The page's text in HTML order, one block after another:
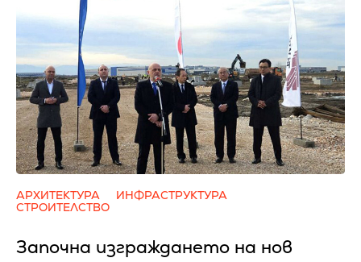
АРХИТЕКТУРА
ИНФРАСТРУКТУРА
СТРОИТЕЛСТВО
Започна изграждането на нов